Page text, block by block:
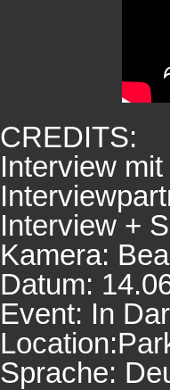
CREDITS:
Interview
Interview +
Kamera: Bea
Datum:
Event: In
Sprache: